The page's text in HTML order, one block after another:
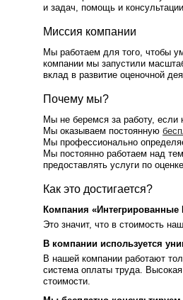
и задач, помощь и
Миссия компании
Мы работаем для того, чтобы
компании мы запустили
вклад в развитие оценочной
Почему мы?
Мы не беремся за работу, если
Мы оказываем постоянную
Мы профессионально
Мы постоянно работаем над
предоставлять услуги по
Как это достигается?
Компания
Это значит, что в стоимость
В компании используется
В нашей компании работают
система оплаты труда.
стоимости.